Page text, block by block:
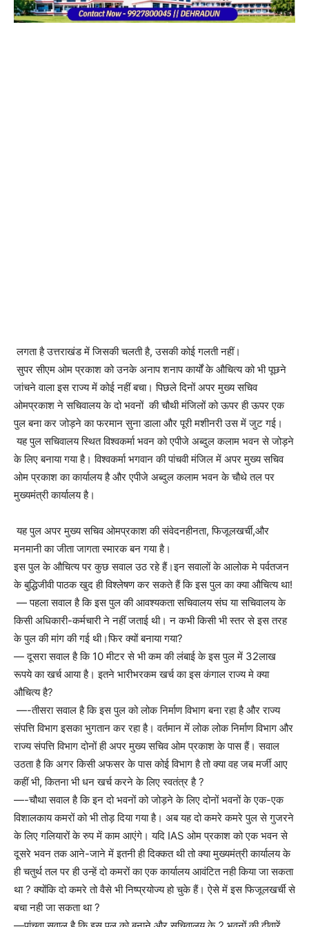
लगता है उत्तराखंड में जिसकी चलती है, उसकी कोई गलती नहीं।
सुपर सीएम ओम प्रकाश को उनके अनाप शनाप कार्यों के औचित्य को भी पूछने
जांचने वाला इस राज्य में कोई नहीं बचा। पिछले दिनों अपर मुख्य सचिव
ओमप्रकाश ने सचिवालय के दो भवनों की चौथी मंजिलों को ऊपर ही ऊपर एक
पुल बना कर जोड़ने का फरमान सुना डाला और पूरी मशीनरी उस में जुट गई।
यह पुल सचिवालय स्थित विश्वकर्मा भवन को एपीजे अब्दुल कलाम भवन से जोड़ने
के लिए बनाया गया है। विश्वकर्मा भगवान की पांचवी मंजिल में अपर मुख्य सचिव
ओम प्रकाश का कार्यालय है और एपीजे अब्दुल कलाम भवन के चौथे तल पर
मुख्यमंत्री कार्यालय है।
यह पुल अपर मुख्य सचिव ओमप्रकाश की संवेदनहीनता, फिजूलखर्ची,और
मनमानी का जीता जागता स्मारक बन गया है।
इस पुल के औचित्य पर कुछ सवाल उठ रहे हैं।इन सवालों के आलोक मे पर्वतजन
के बुद्धिजीवी पाठक खुद ही विश्लेषण कर सकते हैं कि इस पुल का क्या औचित्य था!
— पहला सवाल है कि इस पुल की आवश्यकता सचिवालय संघ या सचिवालय के
किसी अधिकारी-कर्मचारी ने नहीं जताई थी। न कभी किसी भी स्तर से इस तरह
के पुल की मांग की गई थी।फिर क्यों बनाया गया?
— दूसरा सवाल है कि 10 मीटर से भी कम की लंबाई के इस पुल में 32लाख
रूपये का खर्च आया है। इतने भारीभरकम खर्च का इस कंगाल राज्य मे क्या
औचित्य है?
—-तीसरा सवाल है कि इस पुल को लोक निर्माण विभाग बना रहा है और राज्य
संपत्ति विभाग इसका भुगतान कर रहा है। वर्तमान में लोक लोक निर्माण विभाग और
राज्य संपत्ति विभाग दोनों ही अपर मुख्य सचिव ओम प्रकाश के पास हैं। सवाल
उठता है कि अगर किसी अफसर के पास कोई विभाग है तो क्या वह जब मर्जी आए
कहीं भी, कितना भी धन खर्च करने के लिए स्वतंत्र है ?
—-चौथा सवाल है कि इन दो भवनों को जोड़ने के लिए दोनों भवनों के एक-एक
विशालकाय कमरों को भी तोड़ दिया गया है। अब यह दो कमरे कमरे पुल से गुजरने
के लिए गलियारों के रुप में काम आएंगे। यदि IAS ओम प्रकाश को एक भवन से
दूसरे भवन तक आने-जाने में इतनी ही दिक्कत थी तो क्या मुख्यमंत्री कार्यालय के
ही चतुर्थ तल पर ही उन्हें दो कमरों का एक कार्यालय आवंटित नही किया जा सकता
था ? क्योंकि दो कमरे तो वैसे भी निष्प्रयोज्य हो चुके हैं। ऐसे में इस फिजूलखर्ची से
बचा नही जा सकता था ?